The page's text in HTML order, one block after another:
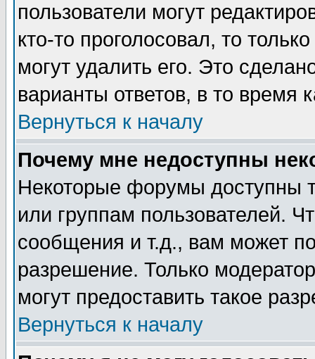
пользователи могут
кто-то проголосовал, то
могут удалить его. Это
варианты ответов, в то время
Вернуться к началу
Почему мне недоступны
Некоторые форумы доступны
или группам пользователей.
сообщения и т.д., вам может
разрешение. Только
могут предоставить такое
Вернуться к началу